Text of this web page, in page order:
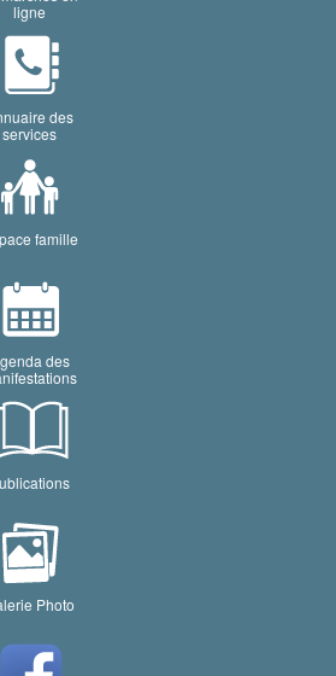
ligne
des
services
famille
des
Photo